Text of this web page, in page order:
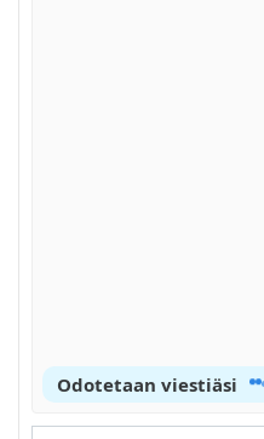
Odotetaan viestiäsi